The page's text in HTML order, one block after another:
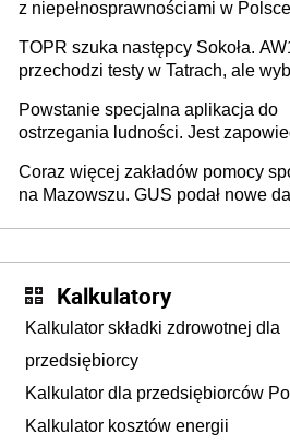
z niepełnosprawnościami w
TOPR szuka następcy Sokoła.
przechodzi testy w Tatrach, ale
Powstanie specjalna aplikacja do
ostrzegania ludności. Jest
Coraz więcej zakładów pomocy
na Mazowszu. GUS podał nowe
Kalkulatory
Kalkulator składki zdrowotnej dla
przedsiębiorcy
Kalkulator dla przedsiębiorców
Kalkulator kosztów energii